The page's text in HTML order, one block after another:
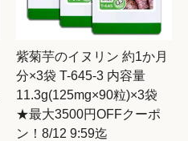
紫菊芋のイヌリン 約1か月
分×3袋 T-645-3 内容量
11.3g(125mg×90粒)×3袋
★最大3500円OFFクーポ
ン！8/12 9:59迄